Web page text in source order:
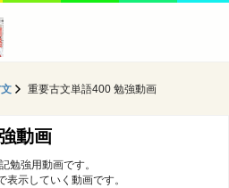
重要古文単語400 勉強動画
動画
勉強用動画です。
示していく動画です。